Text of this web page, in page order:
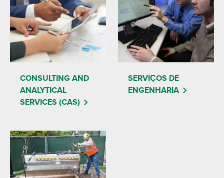
CONSULTING AND
ANALYTICAL
SERVICES (CAS)
SERVIÇOS DE
ENGENHARIA